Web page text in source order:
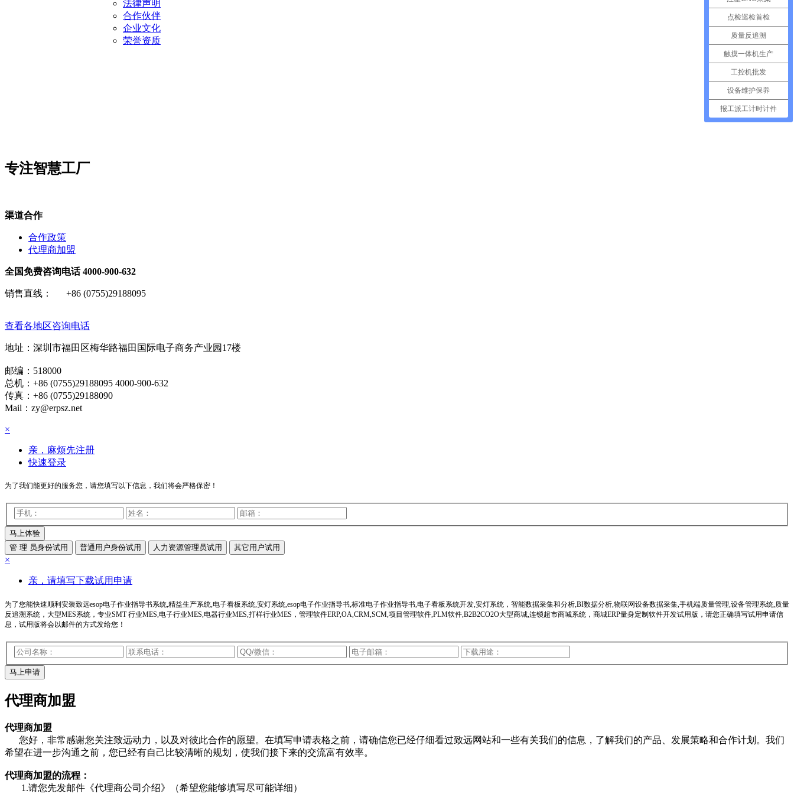
法律声明
合作伙伴
企业文化
荣誉资质
专注智慧工厂
渠道合作
合作政策
代理商加盟
全国免费咨询电话 4000-900-632
销售直线： +86 (0755)29188095
查看各地区咨询电话
地址：深圳市福田区梅华路福田国际电子商务产业园17楼
邮编：518000
总机：+86 (0755)29188095 4000-900-632
传真：+86 (0755)29188090
Mail：zy@erpsz.net
×
亲，麻烦先注册
快速登录
为了我们能更好的服务您，请您填写以下信息，我们将会严格保密！
马上体验
管 理 员身份试用
普通用户身份试用 人力资源管理员试用 其它用户试用
×
亲，请填写下载试用申请
为了您能快速顺利安装致远esop电子作业指导书系统,精益生产系统,电子看板系统,安灯系统,esop电子作业指导书,标准电子作业指导书,电子看板系统开发,安灯系统，智能数据采集和分析,BI数据分析,物联网设备数据采集,手机端质量管理,设备管理系统,质量
反追溯系统，大型MES系统，专业SMT 行业MES,电子行业MES,电器行业MES,打样行业MES，管理软件ERP,OA,CRM,SCM,项目管理软件,PLM软件,B2B2CO2O大型商城,连锁超市商城系统，商城ERP量身定制软件开发试用版，请您正确填写试用申请信
息，试用版将会以邮件的方式发给您！
马上申请
代理商加盟
代理商加盟
您好，非常感谢您关注致远动力，以及对彼此合作的愿望。在填写申请表格之前，请确信您已经仔细看过致远网站和一些有关我们的信息，了解我们的产品、发展策略和合作计划。我们
希望在进一步沟通之前，您已经有自己比较清晰的规划，使我们接下来的交流富有效率。
代理商加盟的流程：
1.请您先发邮件《代理商公司介绍》（希望您能够填写尽可能详细）
点检巡检首检
质量反追溯
触摸一体机生产
工控机批发
设备维护保养
报工派工计时计件